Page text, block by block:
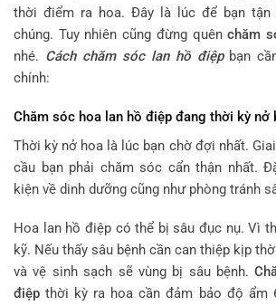
thời điểm ra hoa. Đây là lúc để bạn tận
chúng. Tuy nhiên cũng đừng quênchăm
nhé. Cách chăm sóc lan hồ điệpbạn
chính:
Chăm sóc hoa lan hồ điệp đang thời kỳ nở
Thời kỳ nở hoa là lúc bạn chờ đợi nhất.
cầu bạn phải chăm sóc cẩn thận nhất.
kiện về dinh dưỡng cũng như phòng tránh
Hoa lan hồ điệp có thể bị sâu đục nụ. Vì
kỹ. Nếu thấy sâu bệnh cần can thiệp kịp
và vệ sinh sạch sẽ vùng bị sâu bệnh.
điệp thời kỳ ra hoa cần đảm bảo độ ẩm